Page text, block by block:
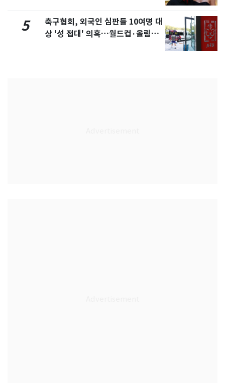
5
축구협회, 외국인 심판들 10여명 대
상 '성 접대' 의혹…월드컵·올림픽